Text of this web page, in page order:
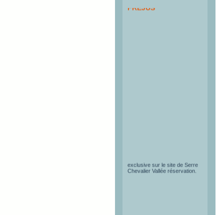
Chevalier Vallée réservation.